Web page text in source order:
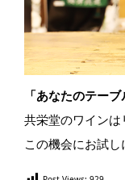
「あなたのテー
共栄堂のワインは
この機会にお試し